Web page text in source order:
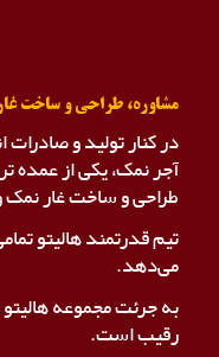
مشاوره، طراحی و ساخت
در کنار تولید و
آجر نمک، یکی از عمده
طراحی و ساخت غار
تیم قدرتمند هالیتو
می‌دهد.
به جرئت مجموعه
رقیب است.